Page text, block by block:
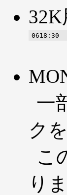
32K
0618:30
一
ク
こ
り